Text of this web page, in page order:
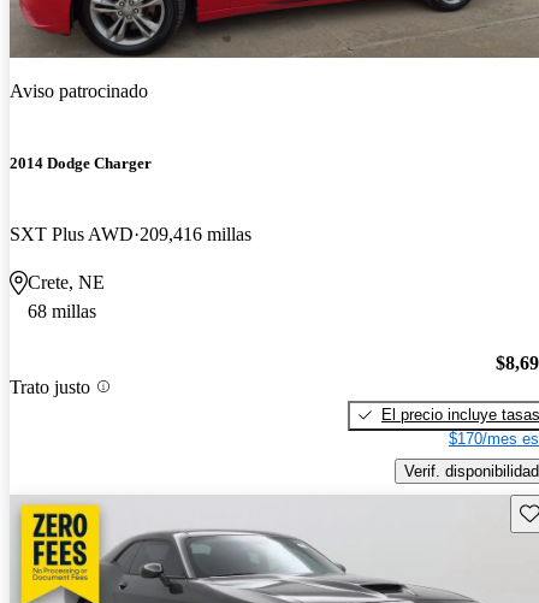
Aviso patrocinado
2014 Dodge Charger
SXT Plus AWD 209,416 millas
Crete, NE
68 millas
Trato justo
El precio incluye tasas
$170/mes
Verif. disponibilidad